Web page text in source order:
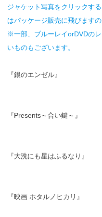
ジャケット写真をクリックす
はパッケージ販売に飛びます
※一部、ブルーレイorDVDの
いものもございます。
『銀のエンゼル』
『Presents～合い鍵～』
『大洗にも星はふるなり』
『映画 ホタルノヒカリ』